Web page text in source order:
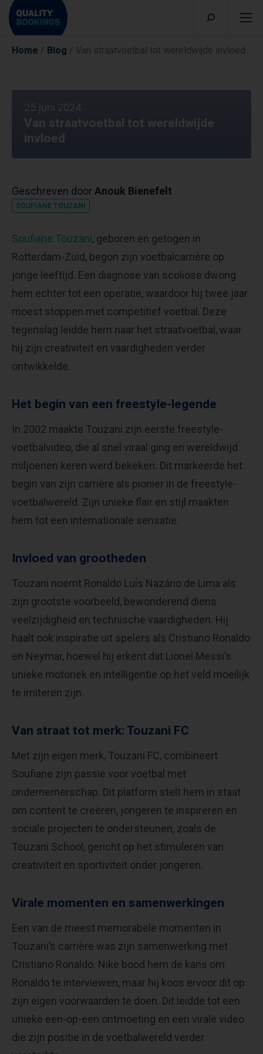
Home / Blog / Van straatvoetbal tot wereldwijde invloed
25 juni 2024
Van straatvoetbal tot wereldwijde
invloed
Geschreven door Anouk Bienefelt
SOUFIANE TOUZANI
Soufiane Touzani, geboren en getogen in
Rotterdam-Zuid, begon zijn voetbalcarrière op
jonge leeftijd. Een diagnose van scoliose dwong
hem echter tot een operatie, waardoor hij twee jaar
moest stoppen met competitief voetbal. Deze
tegenslag leidde hem naar het straatvoetbal, waar
hij zijn creativiteit en vaardigheden verder
ontwikkelde.
Het begin van een freestyle-legende
In 2002 maakte Touzani zijn eerste freestyle-
voetbalvideo, die al snel viraal ging en wereldwijd
miljoenen keren werd bekeken. Dit markeerde het
begin van zijn carrière als pionier in de freestyle-
voetbalwereld. Zijn unieke flair en stijl maakten
hem tot een internationale sensatie.
Invloed van grootheden
Touzani noemt Ronaldo Luís Nazário de Lima als
zijn grootste voorbeeld, bewonderend diens
veelzijdigheid en technische vaardigheden. Hij
haalt ook inspiratie uit spelers als Cristiano Ronaldo
en Neymar, hoewel hij erkent dat Lionel Messi’s
unieke motoriek en intelligentie op het veld moeilijk
te imiteren zijn.
Van straat tot merk: Touzani FC
Met zijn eigen merk, Touzani FC, combineert
Soufiane zijn passie voor voetbal met
ondernemerschap. Dit platform stelt hem in staat
om content te creëren, jongeren te inspireren en
sociale projecten te ondersteunen, zoals de
Touzani School, gericht op het stimuleren van
creativiteit en sportiviteit onder jongeren.
Virale momenten en samenwerkingen
Een van de meest memorabele momenten in
Touzani’s carrière was zijn samenwerking met
Cristiano Ronaldo. Nike bood hem de kans om
Ronaldo te interviewen, maar hij koos ervoor dit op
zijn eigen voorwaarden te doen. Dit leidde tot een
unieke een-op-een ontmoeting en een virale video
die zijn positie in de voetbalwereld verder